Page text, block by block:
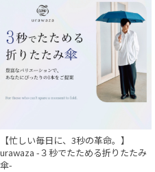
【忙しい毎日に、3秒の革命。】
urawaza -３秒でたためる折りたたみ
傘-